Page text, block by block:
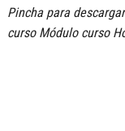
Pincha para
curso Módulo curso